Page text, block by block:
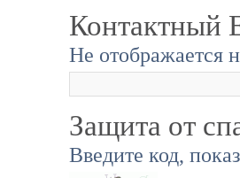
Контактный
Не отображается
Защита от
Введите код,